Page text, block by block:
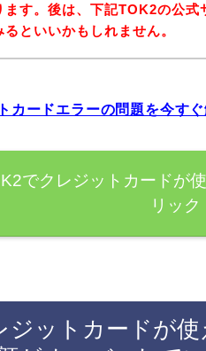
ます。後は、下記TOK2の公式
るといいかもしれません。
カードエラーの問題を今す
でクレジットカードが
リック
ジットカードが使